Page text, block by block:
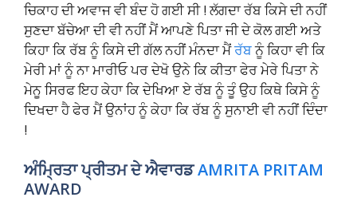
ਚਿਕਾਹ ਦੀ ਅਵਾਜ ਵੀ ਬੰਦ ਹੋ ਗਈ ਸੀ ! ਲੱਗਦਾ ਰੱਬ ਕਿਸੇ ਦੀ ਨਹੀਂ
ਸੁਣਦਾ ਬੱਚੇਆ ਦੀ ਵੀ ਨਹੀਂ ਮੈਂ ਆਪਣੇ ਪਿਤਾ ਜੀ ਦੇ ਕੋਲ ਗਈ ਅਤੇ
ਕਿਹਾ ਕਿ ਰੱਬ ਨੂੰ ਕਿਸੇ ਦੀ ਗੱਲ ਨਹੀਂ ਮੰਨਦਾ ਮੈਂਰੱਬਨੂੰ ਕਿਹਾ ਵੀ ਕਿ
ਮੇਰੀ ਮਾਂ ਨੂੰ ਨਾ ਮਾਰੀਓ ਪਰ ਦੇਖੋ ਉਨੇ ਕਿ ਕੀਤਾ ਫੇਰ ਮੇਰੇ ਪਿਤਾ ਨੇ
ਮੇਨੂ ਸਿਰਫ ਇਹ ਕੇਹਾ ਕਿ ਦੇਖਿਆ ਏ ਰੱਬ ਨੂੰ ਤੂੰ ਉਹ ਕਿਥੇ ਕਿਸੇ ਨੂੰ
ਦਿਖਦਾ ਹੈ ਫੇਰ ਮੈਂ ਉਨਾਂਹ ਨੂੰ ਕੇਹਾ ਕਿ ਰੱਬ ਨੂੰ ਸੁਨਾਈ ਵੀ ਨਹੀਂ ਦਿੰਦਾ
!
ਅੰਮ੍ਰਿਤਾ ਪ੍ਰੀਤਮ ਦੇ ਐਵਾਰਡAMRITA PRITAM
AWARD